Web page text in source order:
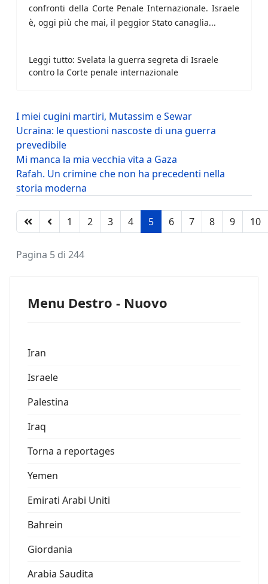
confronti della Corte Penale Internazionale. Israele
è, oggi più che mai, il peggior Stato canaglia...
Leggi tutto: Svelata la guerra segreta di Israele
contro la Corte penale internazionale
I miei cugini martiri, Mutassim e Sewar
Ucraina: le questioni nascoste di una guerra
prevedibile
Mi manca la mia vecchia vita a Gaza
Rafah. Un crimine che non ha precedenti nella
storia moderna
1 2 3 4 5 6 7 8 9 10
Pagina 5 di 244
Menu Destro - Nuovo
Iran
Israele
Palestina
Iraq
Torna a reportages
Yemen
Emirati Arabi Uniti
Bahrein
Giordania
Arabia Saudita